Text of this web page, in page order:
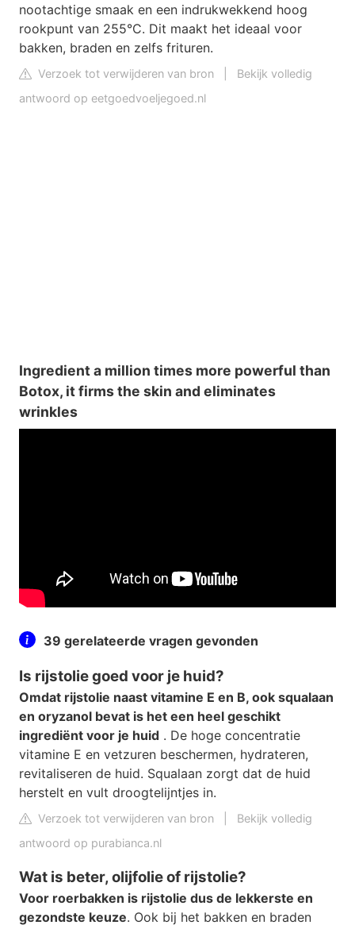
nootachtige smaak en een indrukwekkend hoog
rookpunt van 255°C. Dit maakt het ideaal voor
bakken, braden en zelfs frituren.
Verzoek tot verwijderen van bron
Bekijk volledig
antwoord op eetgoedvoeljegoed.nl
Ingredient a million times more powerful than
Botox, it firms the skin and eliminates
wrinkles
39 gerelateerde vragen gevonden
Is rijstolie goed voor je huid?
Omdat rijstolie naast vitamine E en B, ook squalaan
en oryzanol bevat is het een heel geschikt
ingrediënt voor je huid . De hoge concentratie
vitamine E en vetzuren beschermen, hydrateren,
revitaliseren de huid. Squalaan zorgt dat de huid
herstelt en vult droogtelijntjes in.
Verzoek tot verwijderen van bron
Bekijk volledig
antwoord op purabianca.nl
Wat is beter, olijfolie of rijstolie?
Voor roerbakken is rijstolie dus de lekkerste en
gezondste keuze. Ook bij het bakken en braden